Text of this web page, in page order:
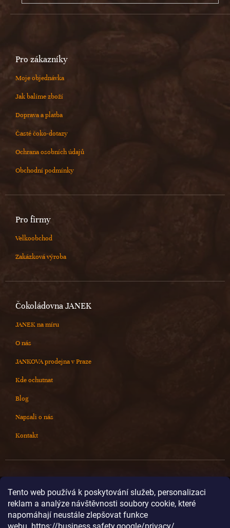
Tento web používá k poskytování služeb, personalizaci
reklam a analýze návštěvnosti soubory cookie, které
napomáhají neustále zlepšovat funkce
Pro zákazníky
Moje objednávka
Jak balíme zboží
Doprava a platba
Časté čoko-dotazy
Ochrana osobních údajů
Obchodní podmínky
Pro firmy
Velkoobchod
Zakázková výroba
Čokoládovna JANEK
JANEK na míru
O nás
JANKOVA prodejna v Praze
Kde ochutnat
Blog
Napsali o nás
Kontakt
info@cokoladovnajanek.cz
+420 778 716 678